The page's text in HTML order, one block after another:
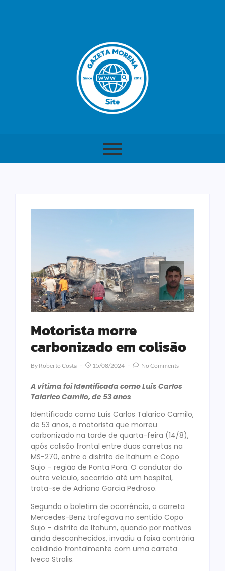
Motorista morre
carbonizado em colisão
By Roberto Costa 15/08/2024 No Comments
A vítima foi Identificada como Luís Carlos
Talarico Camilo, de 53 anos
Identificado como Luís Carlos Talarico Camilo,
de 53 anos, o motorista que morreu
carbonizado na tarde de quarta-feira (14/8),
após colisão frontal entre duas carretas na
MS-270, entre o distrito de Itahum e Copo
Sujo – região de Ponta Porã. O condutor do
outro veículo, socorrido até um hospital,
trata-se de Adriano Garcia Pedroso.
Segundo o boletim de ocorrência, a carreta
Mercedes-Benz trafegava no sentido Copo
Sujo – distrito de Itahum, quando por motivos
ainda desconhecidos, invadiu a faixa contrária
colidindo frontalmente com uma carreta
Iveco Stralis.